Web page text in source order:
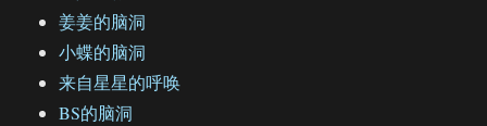
姜姜的脑洞
小蝶的脑洞
来自星星的呼唤
BS的脑洞